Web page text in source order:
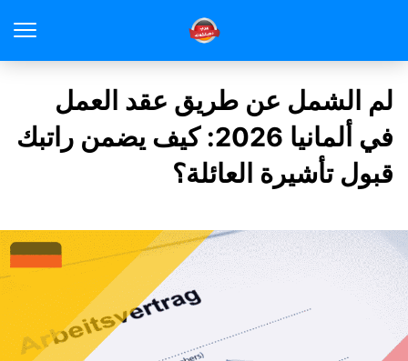
لم الشمل عن طريق عقد العمل
في ألمانيا 2026: كيف يضمن راتبك
قبول تأشيرة العائلة؟